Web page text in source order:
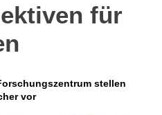
für
stellen
vor